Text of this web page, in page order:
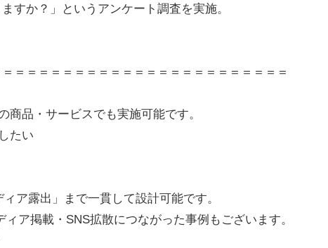
すか？」というアンケート調査を実施。
＝＝＝＝＝＝＝＝＝＝＝＝＝＝＝＝＝＝＝＝＝＝＝
品・サービスでも実施可能です。
たい
ア露出」まで一貫して設計可能です。
ア掲載・SNS拡散につながった事例もございます。